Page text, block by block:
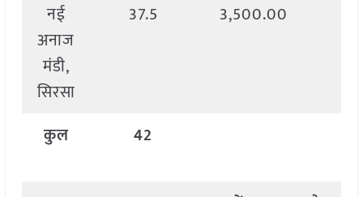
नई
अनाज
मंडी,
सिरसा
37.5 3,500.00
कुल 42